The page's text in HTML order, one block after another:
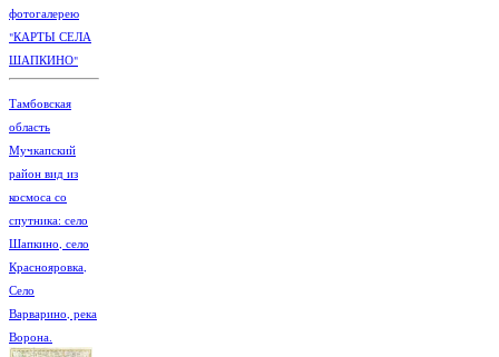
фотогалерею
"КАРТЫ СЕЛА
ШАПКИНО"
Тамбовская
область
Мучкапский
район вид из
космоса со
спутника: село
Шапкино, село
Краснояровка,
Село
Варварино, река
Ворона.